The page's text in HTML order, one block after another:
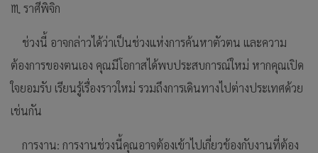
♏ ราศีพิจิก
ช่วงนี้ อาจกล่าวได้ว่าเป็นช่วงแห่งการค้นหาตัวตน และความ
ต้องการของตนเอง คุณมีโอกาสได้พบประสบการณ์ใหม่ หากคุณเปิด
ใจยอมรับ เรียนรู้เรื่องราวใหม่ รวมถึงการเดินทางไปต่างประเทศด้วย
เช่นกัน
การงาน: การงานช่วงนี้คุณอาจต้องเข้าไปเกี่ยวข้องกับงานที่ต้อง